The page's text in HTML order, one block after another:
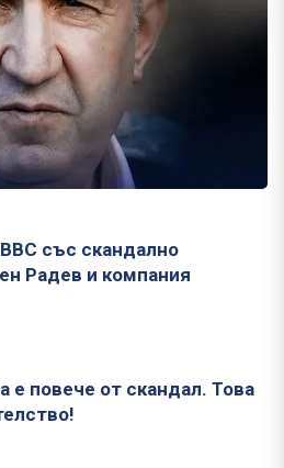
със скандално
Радев и компания
е повече от скандал. Това